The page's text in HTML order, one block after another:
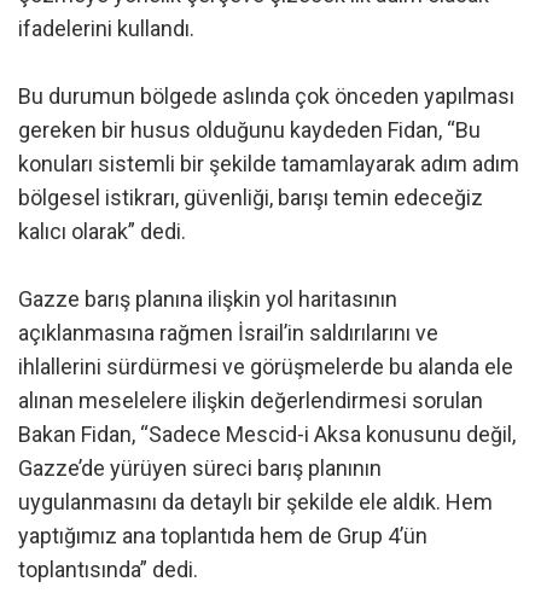
ifadelerini kullandı.
Bu durumun bölgede aslında çok önceden yapılması
gereken bir husus olduğunu kaydeden Fidan, “Bu
konuları sistemli bir şekilde tamamlayarak adım adım
bölgesel istikrarı, güvenliği, barışı temin edeceğiz
kalıcı olarak” dedi.
Gazze barış planına ilişkin yol haritasının
açıklanmasına rağmen İsrail’in saldırılarını ve
ihlallerini sürdürmesi ve görüşmelerde bu alanda ele
alınan meselelere ilişkin değerlendirmesi sorulan
Bakan Fidan, “Sadece Mescid-i Aksa konusunu değil,
Gazze’de yürüyen süreci barış planının
uygulanmasını da detaylı bir şekilde ele aldık. Hem
yaptığımız ana toplantıda hem de Grup 4’ün
toplantısında” dedi.